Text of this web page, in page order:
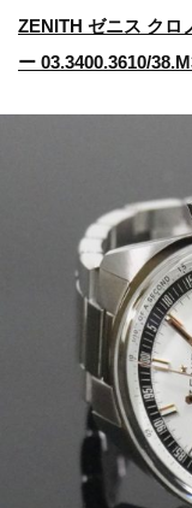
ZENITH ゼニス クロ
ー 03.3400.3610/